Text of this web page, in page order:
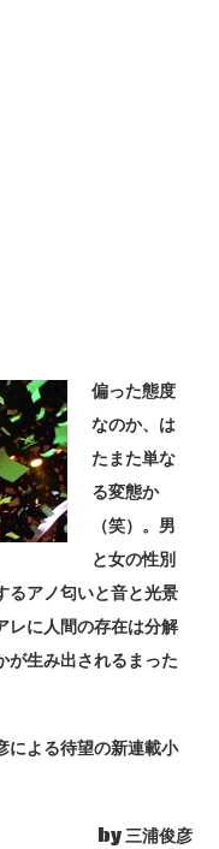
偏った態度
なのか、は
たまた単な
る変態か
（笑）。男
と女の性別
るアノ匂いと音と光景
レに人間の存在は分解
が生み出されるまった
による待望の新連載小
by 三浦俊彦